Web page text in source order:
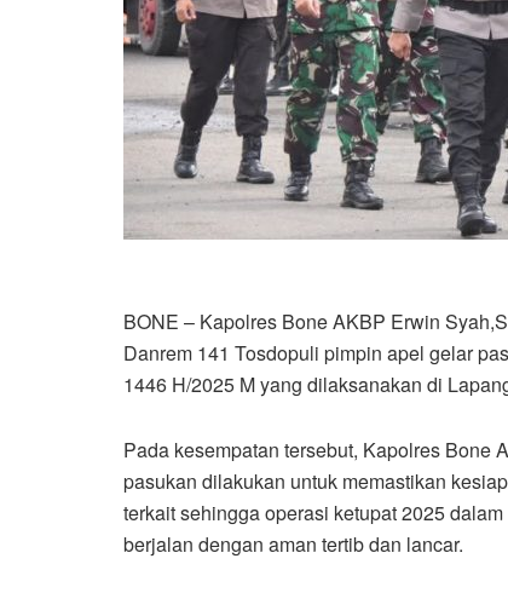
BONE – Kapolres Bone AKBP Erwin
Danrem 141 Tosdopuli pimpin apel gelar
1446 H/2025 M yang dilaksanakan di
Pada kesempatan tersebut, Kapolres Bone
pasukan dilakukan untuk memastikan
terkait sehingga operasi ketupat 2025
berjalan dengan aman tertib dan lancar.